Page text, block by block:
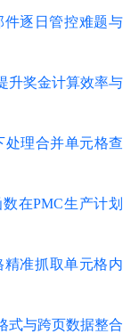
件逐日管控难题与
升奖金计算效率与
处理合并单元格查
在PMC生产计划
精准抓取单元格内
式与跨页数据整合